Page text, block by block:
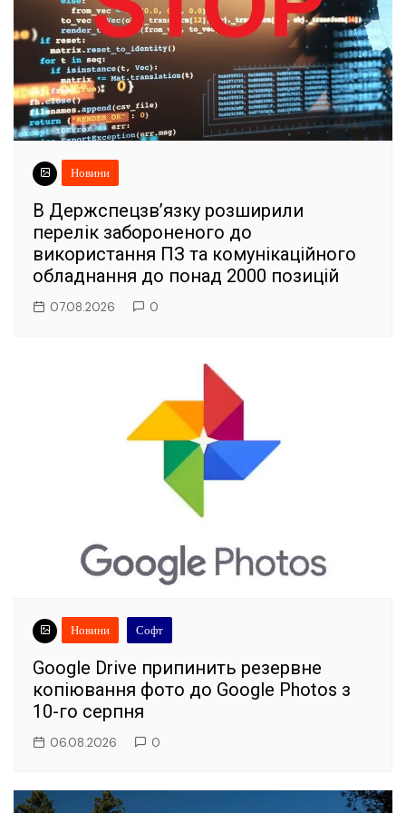
Новини
В Держспецзв’язку розширили
перелік забороненого до
використання ПЗ та комунікаційного
обладнання до понад 2000 позицій
07.08.2026 0
Новини Софт
Google Drive припинить резервне
копіювання фото до Google Photos з
10-го серпня
06.08.2026 0